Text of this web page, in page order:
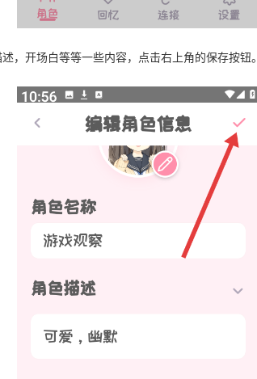
，开场白等等一些内容，点击右上角的保存按钮。